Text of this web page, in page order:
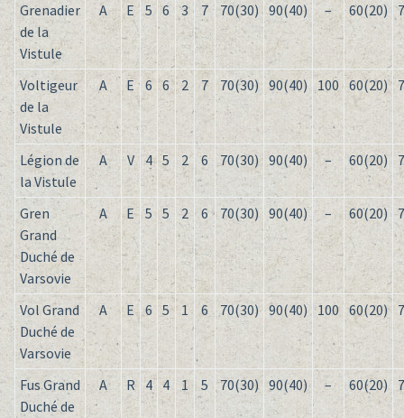
Grenadier
de la
Vistule
A E 5 6 3 7 70(30) 90(40) – 60(20)
Voltigeur
de la
Vistule
A E 6 6 2 7 70(30) 90(40) 100 60(20)
Légion de
la Vistule
A V 4 5 2 6 70(30) 90(40) – 60(20)
Gren
Grand
Duché de
Varsovie
A E 5 5 2 6 70(30) 90(40) – 60(20)
Vol Grand
Duché de
Varsovie
A E 6 5 1 6 70(30) 90(40) 100 60(20)
Fus Grand
Duché de
A R 4 4 1 5 70(30) 90(40) – 60(20)